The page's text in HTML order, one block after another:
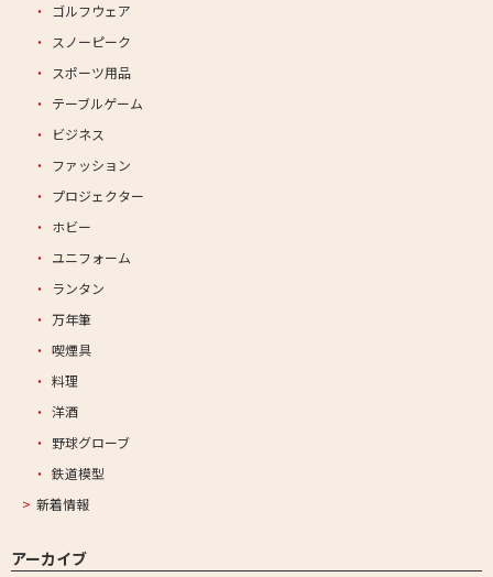
ゴルフウェア
スノーピーク
スポーツ用品
テーブルゲーム
ビジネス
ファッション
プロジェクター
ホビー
ユニフォーム
ランタン
万年筆
喫煙具
料理
洋酒
野球グローブ
鉄道模型
新着情報
アーカイブ